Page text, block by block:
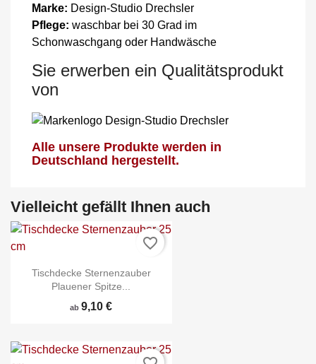
Marke: Design-Studio Drechsler
Pflege: waschbar bei 30 Grad im
Schonwaschgang oder Handwäsche
Sie erwerben ein Qualitätsprodukt
von
Alle unsere Produkte werden in
Deutschland hergestellt.
Vielleicht gefällt Ihnen auch
Tischdecke Sternenzauber
Plauener Spitze...
ab9,10 €
favorite_border